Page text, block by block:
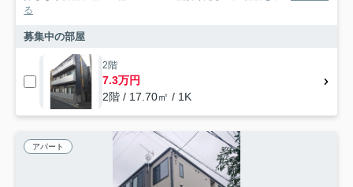
る
募集中の部屋
2階
7.3万円
2階 / 17.70㎡ / 1K
アパート